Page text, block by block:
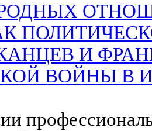
И
ВОЙНЫ В